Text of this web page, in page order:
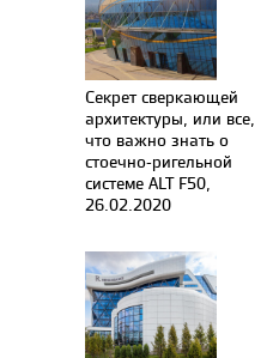
Секрет сверкающей
архитектуры, или все,
что важно знать о
стоечно-ригельной
системе ALT F50,
26.02.2020